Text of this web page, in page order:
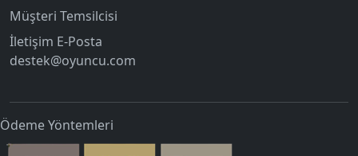
Müşteri Temsilcisi
İletişim E-Posta
destek@oyuncu.com
Ödeme Yöntemleri